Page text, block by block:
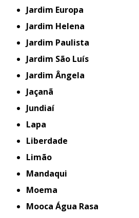
Jardim Europa
Jardim Helena
Jardim Paulista
Jardim São Luís
Jardim Ângela
Jaçanã
Jundiaí
Lapa
Liberdade
Limão
Mandaqui
Moema
Mooca Água Rasa